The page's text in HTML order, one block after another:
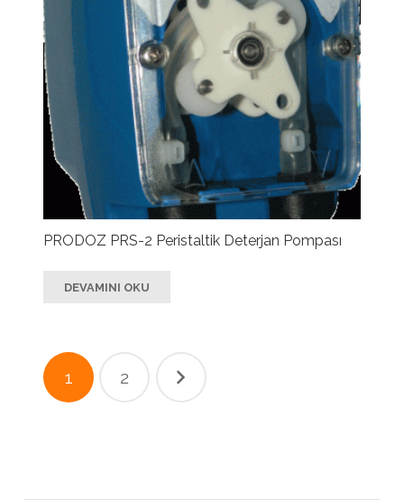
PRODOZ PRS-2 Peristaltik Deterjan Pompası
DEVAMINI OKU
Yazı
sayfalandırması
1 2